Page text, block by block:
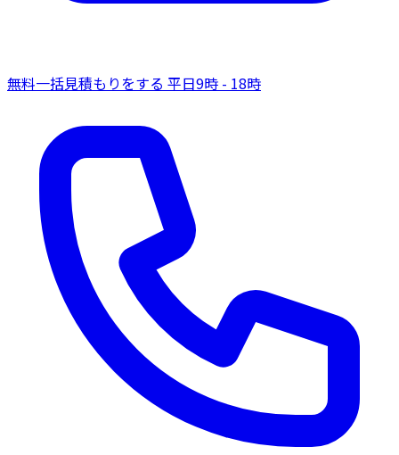
無料一括見積もりをする 平日9時 - 18時